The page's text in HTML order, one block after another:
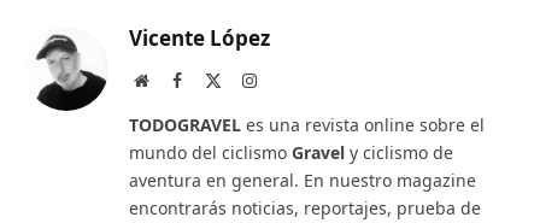
Vicente López
WebsiteFacebook Instagram
TODOGRAVEL es una revista online sobre el
mundo del ciclismo Gravel y ciclismo de
aventura en general. En nuestro magazine
encontrarás noticias, reportajes, prueba de